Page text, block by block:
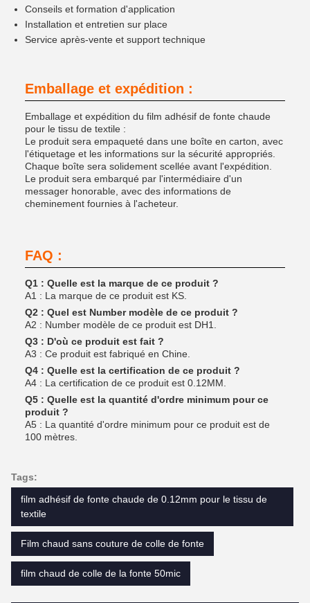
Conseils et formation d'application
Installation et entretien sur place
Service après-vente et support technique
Emballage et expédition :
Emballage et expédition du film adhésif de fonte chaude
pour le tissu de textile :
Le produit sera empaqueté dans une boîte en carton, avec
l'étiquetage et les informations sur la sécurité appropriés.
Chaque boîte sera solidement scellée avant l'expédition.
Le produit sera embarqué par l'intermédiaire d'un
messager honorable, avec des informations de
cheminement fournies à l'acheteur.
FAQ :
Q1 : Quelle est la marque de ce produit ?
A1 : La marque de ce produit est KS.
Q2 : Quel est Number modèle de ce produit ?
A2 : Number modèle de ce produit est DH1.
Q3 : D'où ce produit est fait ?
A3 : Ce produit est fabriqué en Chine.
Q4 : Quelle est la certification de ce produit ?
A4 : La certification de ce produit est 0.12MM.
Q5 : Quelle est la quantité d'ordre minimum pour ce
produit ?
A5 : La quantité d'ordre minimum pour ce produit est de
100 mètres.
Tags:
film adhésif de fonte chaude de 0.12mm pour le tissu de
textile
Film chaud sans couture de colle de fonte
film chaud de colle de la fonte 50mic